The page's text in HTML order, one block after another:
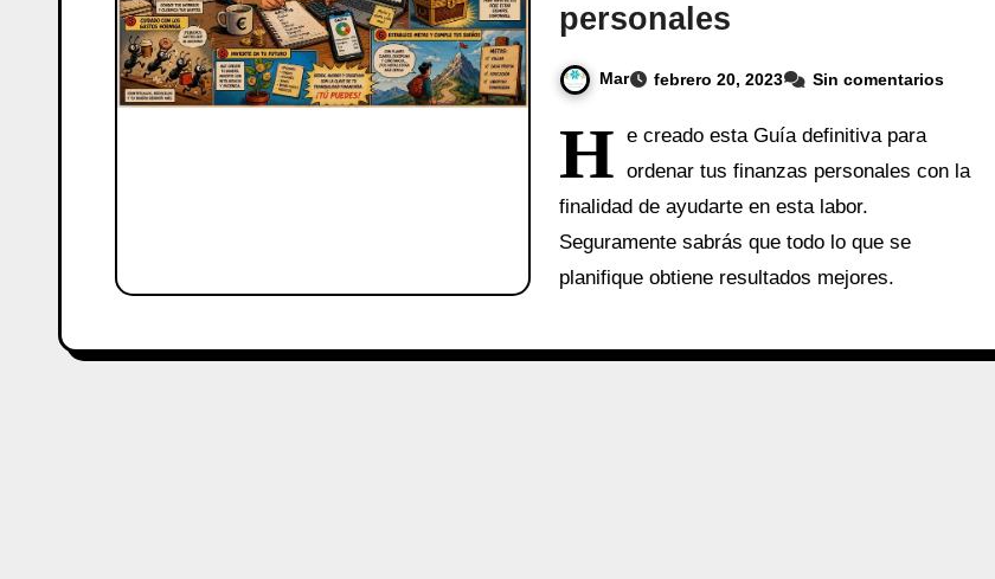
personales
Mar febrero 20, 2023 Sin comentarios
H e creado esta Guía definitiva para
ordenar tus finanzas personales con la
finalidad de ayudarte en esta labor.
Seguramente sabrás que todo lo que se
planifique obtiene resultados mejores.